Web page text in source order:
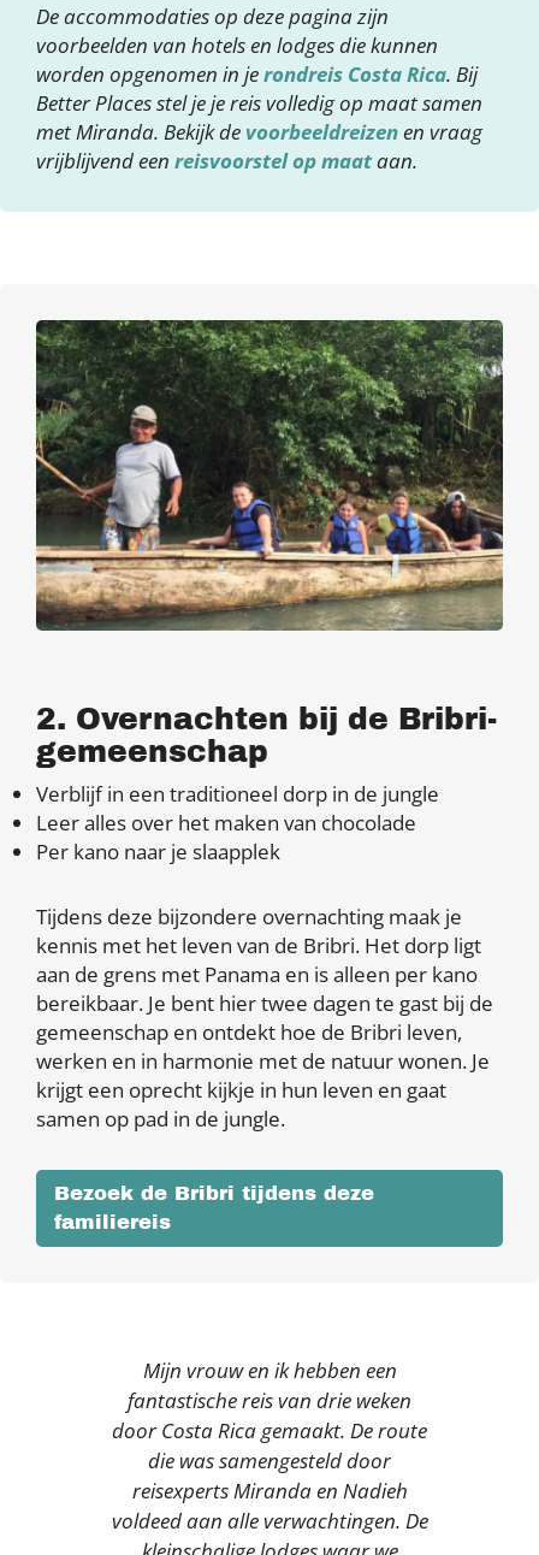
De accommodaties op deze pagina zijn
voorbeelden van hotels en lodges die kunnen
worden opgenomen in jerondreis Costa Rica. Bij
Better Places stel je je reis volledig op maat samen
met Miranda. Bekijk de voorbeeldreizenen vraag
vrijblijvend een reisvoorstel op maataan.
​2. Overnachten bij de Bribri-
gemeenschap
Verblijf in een traditioneel dorp in de jungle
Leer alles over het maken van chocolade
Per kano naar je slaapplek
Tijdens deze bijzondere overnachting maak je
kennis met het leven van de Bribri. Het dorp ligt
aan de grens met Panama en is alleen per kano
bereikbaar. Je bent hier twee dagen te gast bij de
gemeenschap en ontdekt hoe de Bribri leven,
werken en in harmonie met de natuur wonen. Je
krijgt een oprecht kijkje in hun leven en gaat
samen op pad in de jungle.
Bezoek de Bribri tijdens deze
familiereis
Mijn vrouw en ik hebben een
fantastische reis van drie weken
door Costa Rica gemaakt. De route
die was samengesteld door
reisexperts Miranda en Nadieh
voldeed aan alle verwachtingen. De